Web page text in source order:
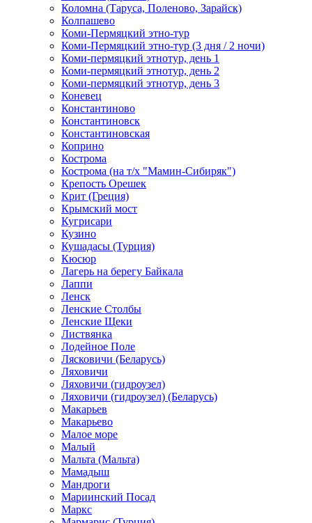
Коломна (Таруса, Поленово, Зарайск)
Колпашево
Коми-Пермяцкий этно-тур
Коми-Пермяцкий этно-тур (3 дня / 2 ночи)
Коми-пермяцкий этнотур, день 1
Коми-пермяцкий этнотур, день 2
Коми-пермяцкий этнотур, день 3
Коневец
Константиново
Константиновск
Константиновская
Коприно
Кострома
Кострома (на т/х "Мамин-Сибиряк")
Крепость Орешек
Крит (Греция)
Крымский мост
Кугрисари
Кузино
Кушадасы (Турция)
Кюсюр
Лагерь на берегу Байкала
Лаппи
Ленск
Ленские Столбы
Ленские Щеки
Листвянка
Лодейное Поле
Лясковичи (Беларусь)
Ляховичи
Ляховичи (гидроузел)
Ляховичи (гидроузел) (Беларусь)
Макарьев
Макарьево
Малое море
Малый
Мальта (Мальта)
Мамадыш
Мандроги
Мариинский Посад
Маркс